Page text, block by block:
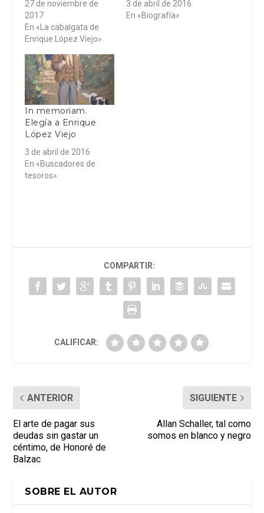
27 de noviembre de
2017
En «La cabalgata de
Enrique López Viejo»
3 de abril de 2016
En «Biografía»
In memoriam.
Elegía a Enrique
López Viejo
3 de abril de 2016
En «Buscadores de
tesoros»
COMPARTIR:
CALIFICAR:
ANTERIOR
El arte de pagar sus
deudas sin gastar un
céntimo, de Honoré de
Balzac
SIGUIENTE
Allan Schaller, tal como
somos en blanco y negro
SOBRE EL AUTOR